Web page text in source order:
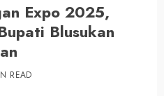
Expo 2025,
Blusukan
READ